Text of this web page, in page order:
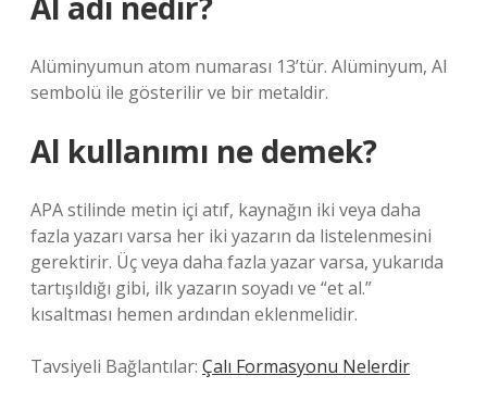
Alüminyumun atom numarası 13’tür. Alüminyum, Al
sembolü ile gösterilir ve bir metaldir.
Al kullanımı ne demek?
APA stilinde metin içi atıf, kaynağın iki veya daha
fazla yazarı varsa her iki yazarın da listelenmesini
gerektirir. Üç veya daha fazla yazar varsa, yukarıda
tartışıldığı gibi, ilk yazarın soyadı ve “et al.”
kısaltması hemen ardından eklenmelidir.
Tavsiyeli Bağlantılar: Çalı Formasyonu Nelerdir